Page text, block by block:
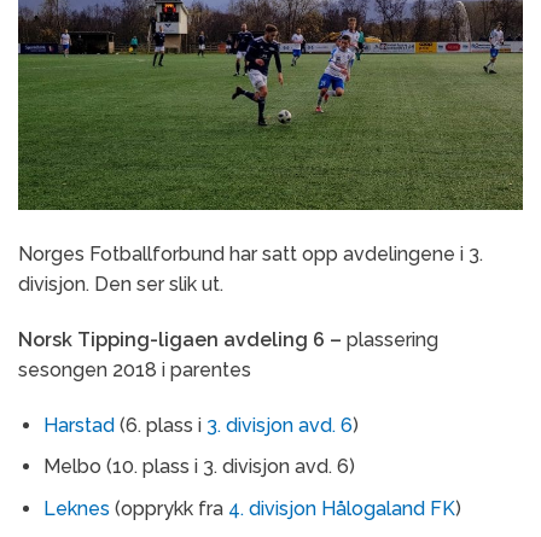
Norges Fotballforbund har satt opp avdelingene i 3.
divisjon. Den ser slik ut.
Norsk Tipping-ligaen avdeling 6 – plassering
sesongen 2018 i parentes
Harstad (6. plass i 3. divisjon avd. 6)
Melbo (10. plass i 3. divisjon avd. 6)
Leknes (opprykk fra 4. divisjon Hålogaland FK)